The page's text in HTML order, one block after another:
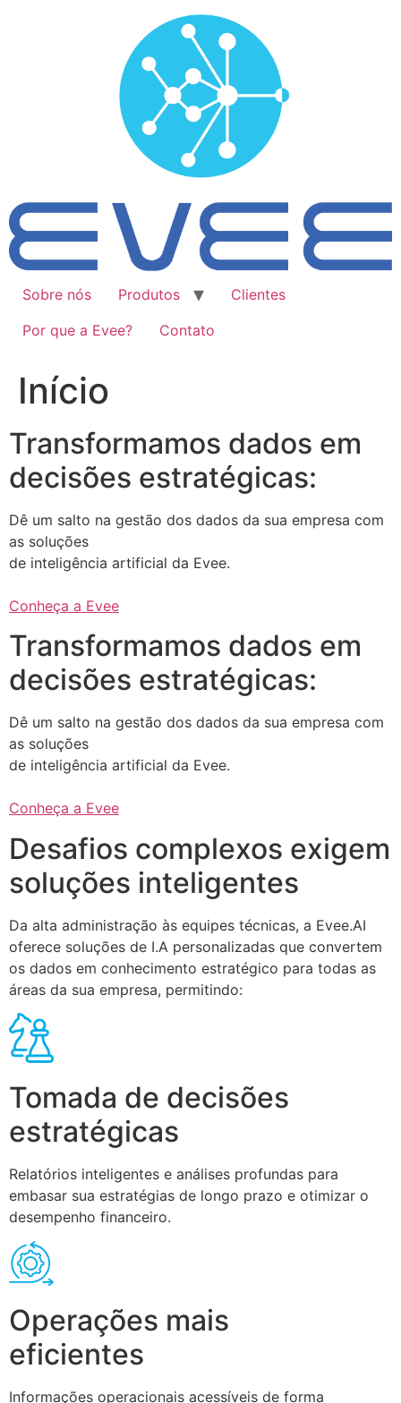
Sobre nós Produtos
Clientes
Por que a Evee?
Contato
Início
Transformamos dados em
decisões estratégicas:
Dê um salto na gestão dos dados da sua empresa com
as soluções
de inteligência artificial da Evee.
Conheça a Evee
Transformamos dados em
decisões estratégicas:
Dê um salto na gestão dos dados da sua empresa com
as soluções
de inteligência artificial da Evee.
Conheça a Evee
Desafios complexos exigem
soluções inteligentes
Da alta administração às equipes técnicas, a Evee.AI
oferece soluções de I.A personalizadas que convertem
os dados em conhecimento estratégico para todas as
áreas da sua empresa, permitindo:
Tomada de decisões
estratégicas
Relatórios inteligentes e análises profundas para
embasar sua estratégias de longo prazo e otimizar o
desempenho financeiro.
Operações mais
eficientes
Informações operacionais acessíveis de forma